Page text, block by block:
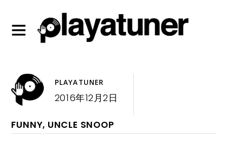
PLAYATUNER
2016年12月2日
FUNNY, UNCLE SNOOP